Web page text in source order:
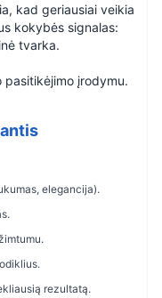
kad geriausiai veikia
kokybės signalas:
tvarka.
pasitikėjimo įrodymu.
elegancija).
rezultatą.